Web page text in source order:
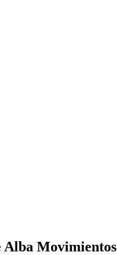
Alba Movimientos